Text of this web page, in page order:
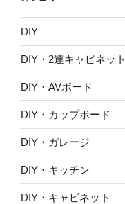
ブ
DIY
DIY・2連キャビネット
DIY・AVボード
DIY・カップボード
DIY・ガレージ
DIY・キッチン
DIY・キャビネット